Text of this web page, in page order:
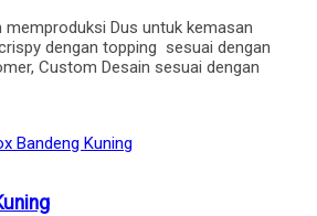
Dus untuk kemasan
dengan topping sesuai dengan
Custom Desain sesuai dengan